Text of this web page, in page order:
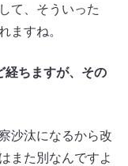
て、そういった
ますね。
ちますが、その
沙汰になるから改
また別なんですよ